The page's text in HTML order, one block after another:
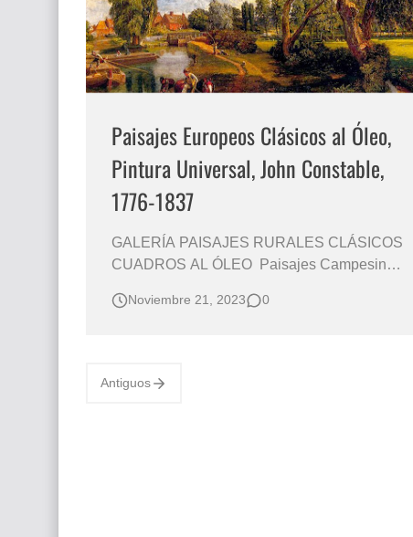
Paisajes Europeos Clásicos al Óleo,
Pintura Universal, John Constable,
1776-1837
GALERÍA PAISAJES RURALES CLÁSICOS
CUADROS AL ÓLEO Paisajes Campesinos
Clásicos de Europa Pintados al Óleo Sobre
Noviembre 21, 2023 0
Antiguos